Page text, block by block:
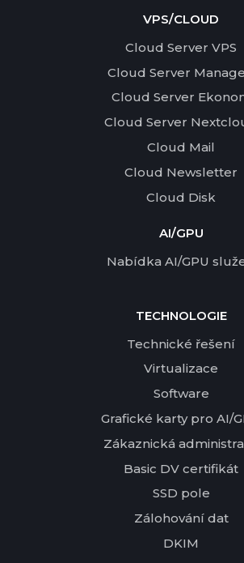
VPS/CLOUD
Cloud Server VPS
Cloud Server
Cloud Server
Cloud Server
Cloud Mail
Cloud Newsletter
Cloud Disk
AI/GPU
Nabídka AI/GPU
TECHNOLOGIE
Technické řešení
Virtualizace
Software
Grafické karty pro AI/
Zákaznická
Basic DV certifikát
SSD pole
Zálohování dat
DKIM